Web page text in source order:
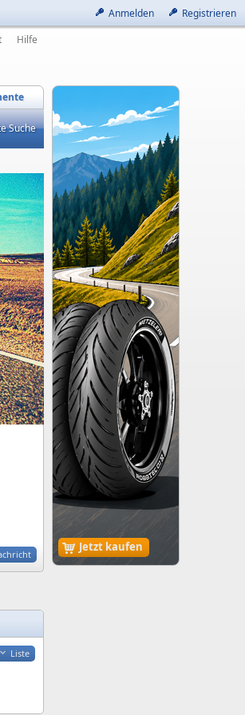
Anmelden Registrieren
Jetzt kaufen
Hilfe
Suche
Liste